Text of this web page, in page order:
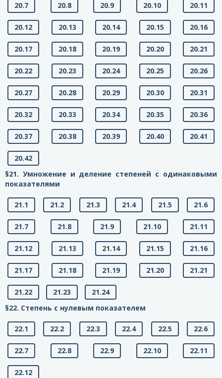
20.7 20.8 20.9 20.10 20.11
20.12 20.13 20.14 20.15 20.16
20.17 20.18 20.19 20.20 20.21
20.22 20.23 20.24 20.25 20.26
20.27 20.28 20.29 20.30 20.31
20.32 20.33 20.34 20.35 20.36
20.37 20.38 20.39 20.40 20.41
20.42
§21. Умножение и деление степеней с одинаковыми
показателями
21.1 21.2 21.3 21.4 21.5 21.6
21.7 21.8 21.9 21.10 21.11
21.12 21.13 21.14 21.15 21.16
21.17 21.18 21.19 21.20 21.21
21.22 21.23
21.24
§22. Степень с нулевым показателем
22.1 22.2 22.3 22.4 22.5 22.6
22.7 22.8 22.9 22.10 22.11
22.12